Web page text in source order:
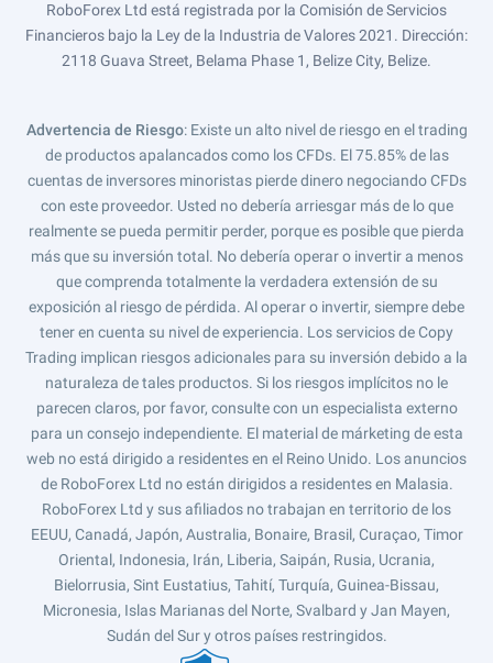
RoboForex Ltd está registrada por la Comisión de Servicios
Financieros bajo la Ley de la Industria de Valores 2021. Dirección:
2118 Guava Street, Belama Phase 1, Belize City, Belize.
Advertencia de Riesgo: Existe un alto nivel de riesgo en el trading
de productos apalancados como los CFDs. El 75.85% de las
cuentas de inversores minoristas pierde dinero negociando CFDs
con este proveedor. Usted no debería arriesgar más de lo que
realmente se pueda permitir perder, porque es posible que pierda
más que su inversión total. No debería operar o invertir a menos
que comprenda totalmente la verdadera extensión de su
exposición al riesgo de pérdida. Al operar o invertir, siempre debe
tener en cuenta su nivel de experiencia. Los servicios de Copy
Trading implican riesgos adicionales para su inversión debido a la
naturaleza de tales productos. Si los riesgos implícitos no le
parecen claros, por favor, consulte con un especialista externo
para un consejo independiente. El material de márketing de esta
web no está dirigido a residentes en el Reino Unido. Los anuncios
de RoboForex Ltd no están dirigidos a residentes en Malasia.
RoboForex Ltd y sus afiliados no trabajan en territorio de los
EEUU, Canadá, Japón, Australia, Bonaire, Brasil, Curaçao, Timor
Oriental, Indonesia, Irán, Liberia, Saipán, Rusia, Ucrania,
Bielorrusia, Sint Eustatius, Tahití, Turquía, Guinea-Bissau,
Micronesia, Islas Marianas del Norte, Svalbard y Jan Mayen,
Sudán del Sur y otros países restringidos.